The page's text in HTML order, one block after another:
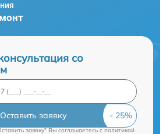
со
Оставить заявку
заявку" Вы соглашаетесь cполитикой